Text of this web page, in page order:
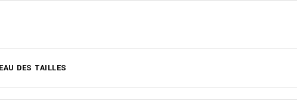
DES TAILLES